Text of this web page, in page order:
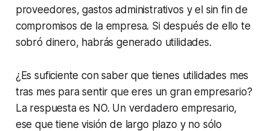
proveedores, gastos administrativos y el sin fin de
compromisos de la empresa. Si después de ello te
sobró dinero, habrás generado utilidades.
¿Es suficiente con saber que tienes utilidades mes
tras mes para sentir que eres un gran empresario?
La respuesta es NO. Un verdadero empresario,
ese que tiene visión de largo plazo y no sólo